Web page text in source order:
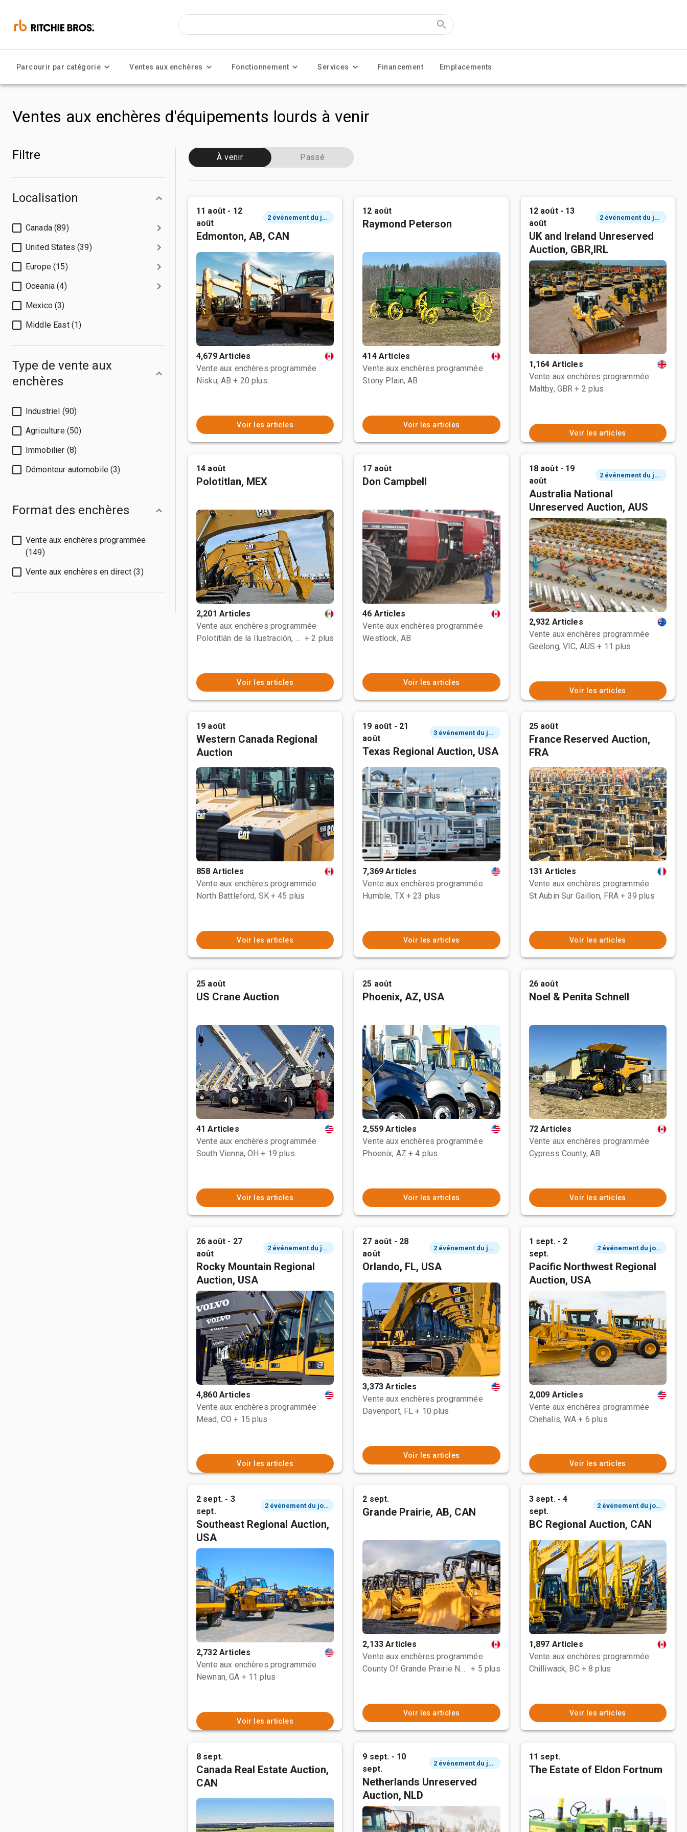
Parcourir par catégorie Ventes aux enchères Fonctionnement Services Financement Emplacements
Ventes aux enchères d'équipements lourds à venir
Filtre
Localisation
Canada (89)
United States (39)
Europe (15)
Oceania (4)
Mexico (3)
Middle East (1)
Type de vente aux
enchères
Industriel (90)
Agriculture (50)
Immobilier (8)
Démonteur automobile (3)
Format des enchères
Vente aux enchères programmée
(149)
Vente aux enchères en direct (3)
À venir Passé
11 août - 12
août
2 événement du jour
Edmonton, AB, CAN
4,679 Articles
Vente aux enchères programmée
Nisku, AB + 20 plus
Voir les articles
12 août
Raymond Peterson
414 Articles
Vente aux enchères programmée
Stony Plain, AB
Voir les articles
12 août - 13
août
2 événement du jour
UK and Ireland Unreserved
Auction, GBR,IRL
1,164 Articles
Vente aux enchères programmée
Maltby, GBR + 2 plus
Voir les articles
14 août
Polotitlan, MEX
2,201 Articles
Vente aux enchères programmée
Polotitlán de la Ilustración, MEX + 2 plus
Voir les articles
17 août
Don Campbell
46 Articles
Vente aux enchères programmée
Westlock, AB
Voir les articles
18 août - 19
août
2 événement du jour
Australia National
Unreserved Auction, AUS
2,932 Articles
Vente aux enchères programmée
Geelong, VIC, AUS + 11 plus
Voir les articles
19 août
Western Canada Regional
Auction
858 Articles
Vente aux enchères programmée
North Battleford, SK + 45 plus
Voir les articles
19 août - 21
août
3 événement du jour
Texas Regional Auction, USA
7,369 Articles
Vente aux enchères programmée
Humble, TX + 23 plus
Voir les articles
25 août
France Reserved Auction,
FRA
131 Articles
Vente aux enchères programmée
St Aubin Sur Gaillon, FRA + 39 plus
Voir les articles
25 août
US Crane Auction
41 Articles
Vente aux enchères programmée
South Vienna, OH + 19 plus
Voir les articles
25 août
Phoenix, AZ, USA
2,559 Articles
Vente aux enchères programmée
Phoenix, AZ + 4 plus
Voir les articles
26 août
Noel & Penita Schnell
72 Articles
Vente aux enchères programmée
Cypress County, AB
Voir les articles
26 août - 27
août
2 événement du jour
Rocky Mountain Regional
Auction, USA
4,860 Articles
Vente aux enchères programmée
Mead, CO + 15 plus
Voir les articles
27 août - 28
août
2 événement du jour
Orlando, FL, USA
3,373 Articles
Vente aux enchères programmée
Davenport, FL + 10 plus
Voir les articles
1 sept. - 2
sept.
2 événement du jour
Pacific Northwest Regional
Auction, USA
2,009 Articles
Vente aux enchères programmée
Chehalis, WA + 6 plus
Voir les articles
2 sept. - 3
sept.
2 événement du jour
Southeast Regional Auction,
USA
2,732 Articles
Vente aux enchères programmée
Newnan, GA + 11 plus
Voir les articles
2 sept.
Grande Prairie, AB, CAN
2,133 Articles
Vente aux enchères programmée
County Of Grande Prairie No. 1, AB
+ 5 plus
Voir les articles
3 sept. - 4
sept.
2 événement du jour
BC Regional Auction, CAN
1,897 Articles
Vente aux enchères programmée
Chilliwack, BC + 8 plus
Voir les articles
8 sept.
Canada Real Estate Auction,
CAN
9 sept. - 10
sept.
2 événement du jour
Netherlands Unreserved
Auction, NLD
11 sept.
The Estate of Eldon Fortnum